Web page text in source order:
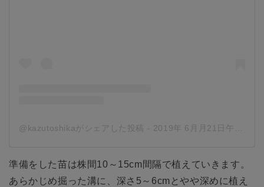
@kazutoshikaがシェアした投稿 - 2019年 6月月21日午前5時21分PDT
準備をした苗は株間10～15cm間隔で植えていきます。
あらかじめ掘った溝に、深さ5～6cmとやや深めに植え